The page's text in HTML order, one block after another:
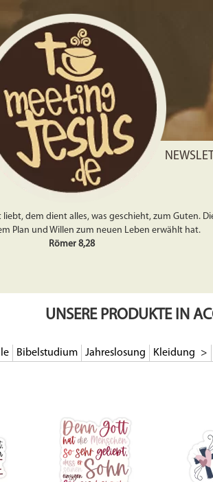
liebt, dem dient alles, was geschieht, zum Guten.
Plan und Willen zum neuen Leben erwählt hat.
Römer 8,28
UNSERE PRODUKTE IN
Bibelstudium Jahreslosung Kleidung